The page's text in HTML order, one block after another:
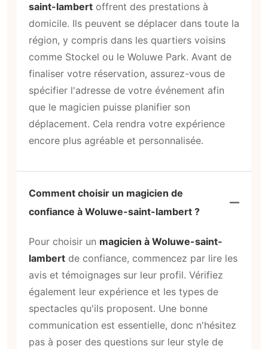
saint-lambert offrent des prestations à
domicile. Ils peuvent se déplacer dans toute la
région, y compris dans les quartiers voisins
comme Stockel ou le Woluwe Park. Avant de
finaliser votre réservation, assurez-vous de
spécifier l'adresse de votre événement afin
que le magicien puisse planifier son
déplacement. Cela rendra votre expérience
encore plus agréable et personnalisée.
Comment choisir un magicien de
confiance à Woluwe-saint-lambert ?
Pour choisir un magicien à Woluwe-saint-
lambert de confiance, commencez par lire les
avis et témoignages sur leur profil. Vérifiez
également leur expérience et les types de
spectacles qu'ils proposent. Une bonne
communication est essentielle, donc n'hésitez
pas à poser des questions sur leur style de